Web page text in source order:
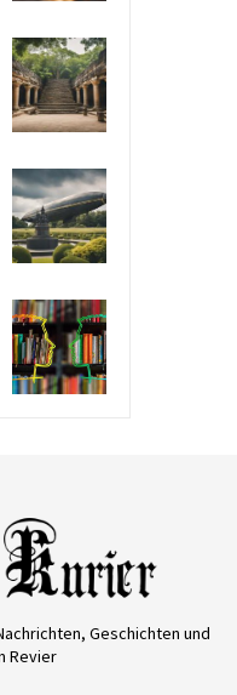
Geschichten und
Revier